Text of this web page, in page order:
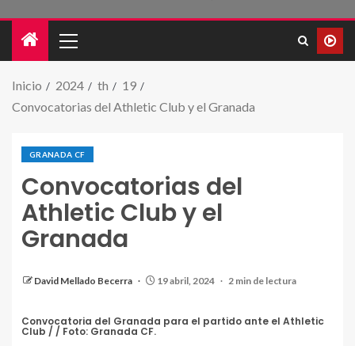
Inicio 2024 th
19
Convocatorias del Athletic Club y el Granada
GRANADA CF
Convocatorias del
Athletic Club y el
Granada
David Mellado Becerra 19 abril, 2024 2 min de lectura
Convocatoria del Granada para el partido ante el Athletic
Club / / Foto: Granada CF.